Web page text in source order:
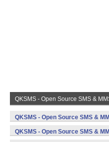
QKSMS - Open Source SMS &
QKSMS - Open Source SMS &
QKSMS - Open Source SMS &